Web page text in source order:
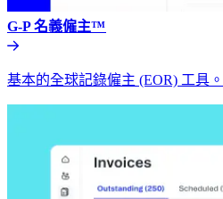
G-P 名義僱主™​​
基本的全球記錄僱主 (EOR) 工具。​​